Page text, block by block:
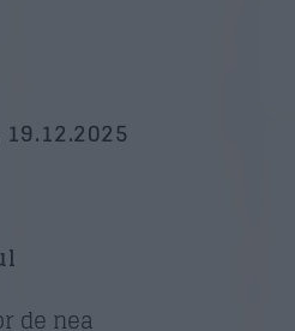
de nea